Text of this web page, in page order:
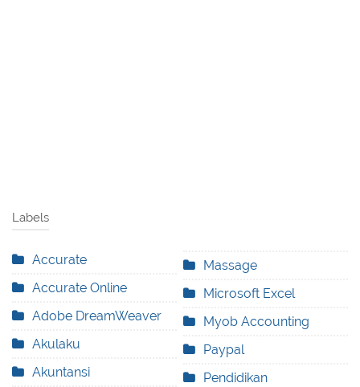
Labels
Accurate
Accurate Online
Adobe DreamWeaver
Akulaku
Akuntansi
Massage
Microsoft Excel
Myob Accounting
Paypal
Pendidikan